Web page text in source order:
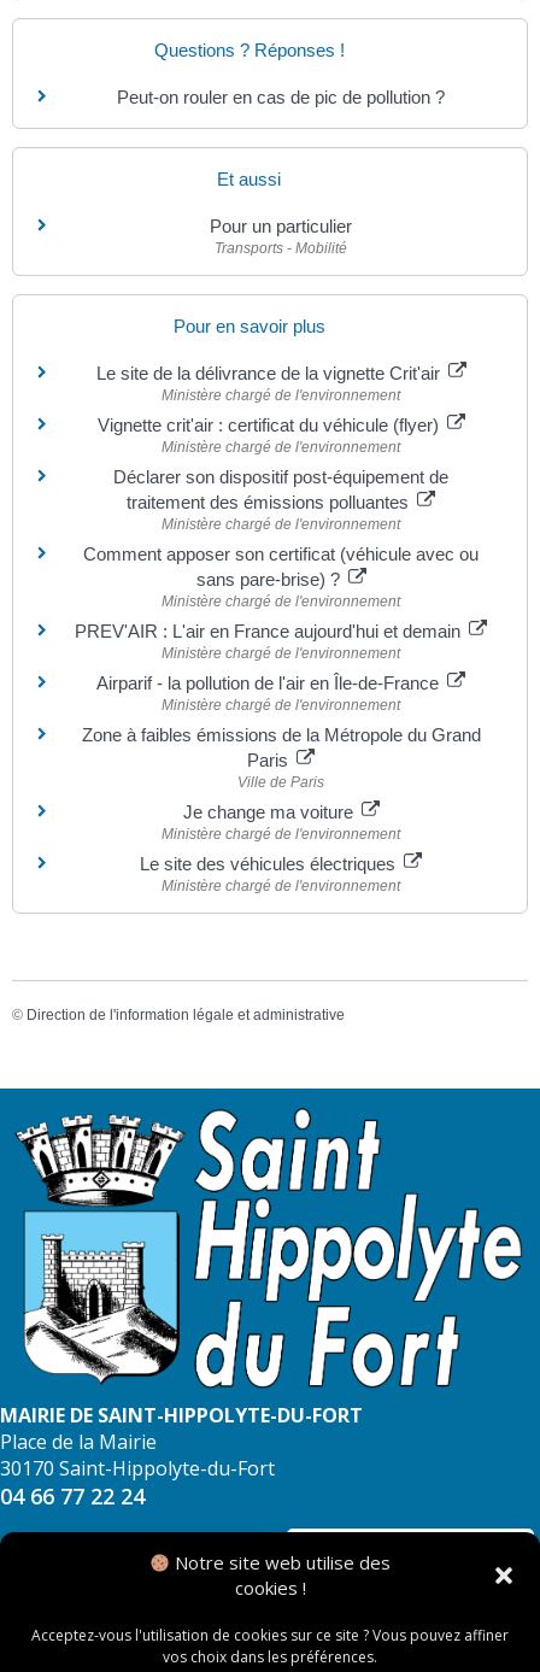
Notre site web utilise des
cookies !
Acceptez-vous l'utilisation de cookies sur ce site ? Vous pouvez affiner
vos choix dans les préférences.
Questions ? Réponses !
Peut-on rouler en cas de pic de pollution ?
Et aussi
Pour un particulier
Transports - Mobilité
Pour en savoir plus
Le site de la délivrance de la vignette Crit'air
Ministère chargé de l'environnement
Vignette crit'air : certificat du véhicule (flyer)
Ministère chargé de l'environnement
Déclarer son dispositif post-équipement de
traitement des émissions polluantes
Ministère chargé de l'environnement
Comment apposer son certificat (véhicule avec ou
sans pare-brise) ?
Ministère chargé de l'environnement
PREV'AIR : L'air en France aujourd'hui et demain
Ministère chargé de l'environnement
Airparif - la pollution de l'air en Île-de-France
Ministère chargé de l'environnement
Zone à faibles émissions de la Métropole du Grand
Paris
Ville de Paris
Je change ma voiture
Ministère chargé de l'environnement
Le site des véhicules électriques
Ministère chargé de l'environnement
© Direction de l'information légale et administrative
MAIRIE DE SAINT-HIPPOLYTE-DU-FORT
Place de la Mairie
30170 Saint-Hippolyte-du-Fort
04 66 77 22 24
NOUS CONTACTER